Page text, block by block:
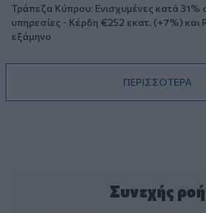
Τράπεζα Κύπρου: Ενισχυμένες κατά 31%
υπηρεσίες - Κέρδη €252 εκατ. (+7%) και
εξάμηνο
ΠΕΡΙΣΣΟΤΕΡΑ
Συνεχής ροή